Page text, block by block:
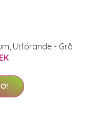
Utförande - Grå